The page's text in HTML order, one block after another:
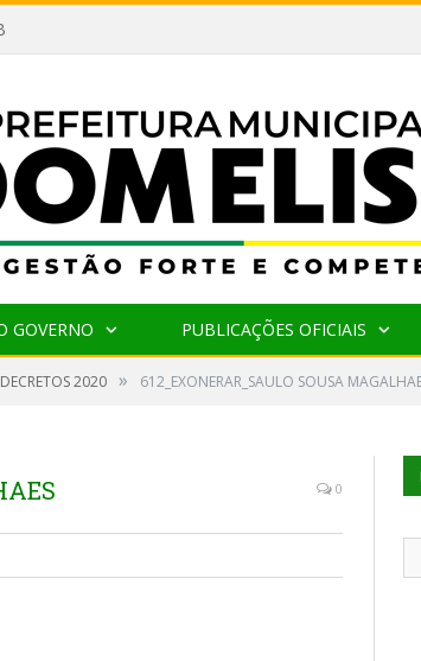
GOVERNO PUBLICAÇÕES OFICIAIS
DECRETOS 2020 » 612_EXONERAR_SAULO SOUSA
0